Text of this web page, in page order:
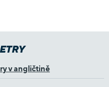
v angličtině